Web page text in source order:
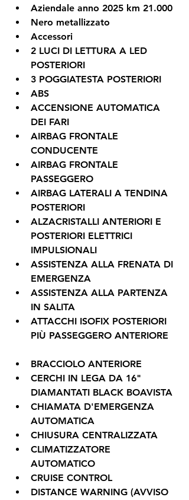
Aziendale anno 2025 km 21.000
Nero metallizzato
Accessori
2 LUCI DI LETTURA A LED
POSTERIORI
3 POGGIATESTA POSTERIORI
ABS
ACCENSIONE AUTOMATICA
DEI FARI
AIRBAG FRONTALE
CONDUCENTE
AIRBAG FRONTALE
PASSEGGERO
AIRBAG LATERALI A TENDINA
POSTERIORI
ALZACRISTALLI ANTERIORI E
POSTERIORI ELETTRICI
IMPULSIONALI
ASSISTENZA ALLA FRENATA DI
EMERGENZA
ASSISTENZA ALLA PARTENZA
IN SALITA
ATTACCHI ISOFIX POSTERIORI
PIÙ PASSEGGERO ANTERIORE
BRACCIOLO ANTERIORE
CERCHI IN LEGA DA 16"
DIAMANTATI BLACK BOAVISTA
CHIAMATA D'EMERGENZA
AUTOMATICA
CHIUSURA CENTRALIZZATA
CLIMATIZZATORE
AUTOMATICO
CRUISE CONTROL
DISTANCE WARNING (AVVISO